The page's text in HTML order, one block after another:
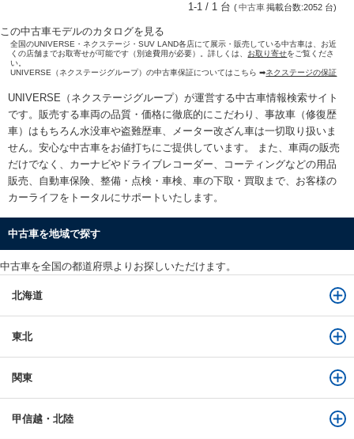
1-1 / 1 台 (中古車掲載台数:2052 台)
この中古車モデルのカタログを見る
全国のUNIVERSE・ネクステージ・SUV LAND各店にて展示・販売している中古車は、お近
くの店舗までお取寄せが可能です（別途費用が必要）。詳しくは、 お取り寄せをご覧くださ
い。
UNIVERSE（ネクステージグループ）の中古車保証についてはこちら ➡ネクステージの保証
UNIVERSE（ネクステージグループ）が運営する中古車情報検索サイト
です。販売する車両の品質・価格に徹底的にこだわり、事故車（修復歴
車）はもちろん水没車や盗難歴車、メーター改ざん車は一切取り扱いま
せん。安心な中古車をお値打ちにご提供しています。 また、車両の販売
だけでなく、カーナビやドライブレコーダー、コーティングなどの用品
販売、自動車保険、整備・点検・車検、車の下取・買取まで、お客様の
カーライフをトータルにサポートいたします。
中古車を地域で探す
中古車を全国の都道府県よりお探しいただけます。
北海道
東北
関東
甲信越・北陸